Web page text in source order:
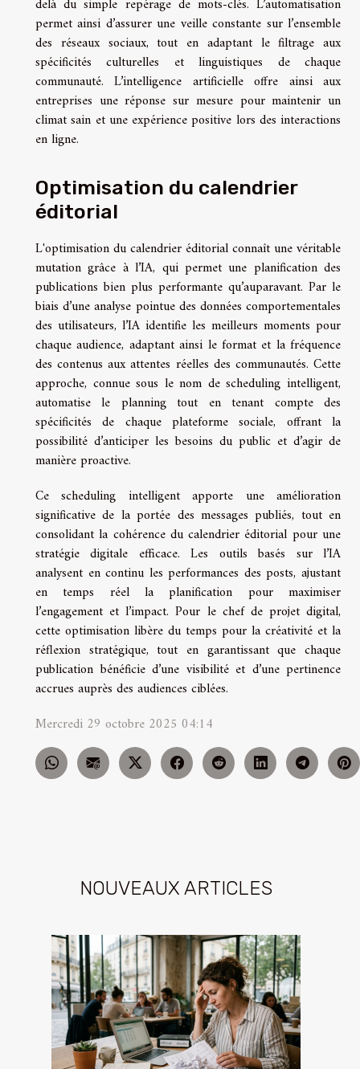
NOUVEAUX ARTICLES
delà du simple repérage de mots-clés. L’automatisation
permet ainsi d’assurer une veille constante sur l’ensemble
des réseaux sociaux, tout en adaptant le filtrage aux
spécificités culturelles et linguistiques de chaque
communauté. L’intelligence artificielle offre ainsi aux
entreprises une réponse sur mesure pour maintenir un
climat sain et une expérience positive lors des interactions
en ligne.
Optimisation du calendrier
éditorial
L'optimisation du calendrier éditorial connaît une véritable
mutation grâce à l’IA, qui permet une planification des
publications bien plus performante qu’auparavant. Par le
biais d’une analyse pointue des données comportementales
des utilisateurs, l’IA identifie les meilleurs moments pour
chaque audience, adaptant ainsi le format et la fréquence
des contenus aux attentes réelles des communautés. Cette
approche, connue sous le nom de scheduling intelligent,
automatise le planning tout en tenant compte des
spécificités de chaque plateforme sociale, offrant la
possibilité d’anticiper les besoins du public et d’agir de
manière proactive.
Ce scheduling intelligent apporte une amélioration
significative de la portée des messages publiés, tout en
consolidant la cohérence du calendrier éditorial pour une
stratégie digitale efficace. Les outils basés sur l’IA
analysent en continu les performances des posts, ajustant
en temps réel la planification pour maximiser
l’engagement et l’impact. Pour le chef de projet digital,
cette optimisation libère du temps pour la créativité et la
réflexion stratégique, tout en garantissant que chaque
publication bénéficie d’une visibilité et d’une pertinence
accrues auprès des audiences ciblées.
Mercredi 29 octobre 2025 04:14